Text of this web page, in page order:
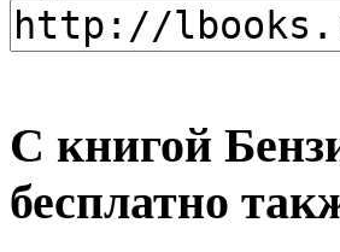
С книгой
бесплатно